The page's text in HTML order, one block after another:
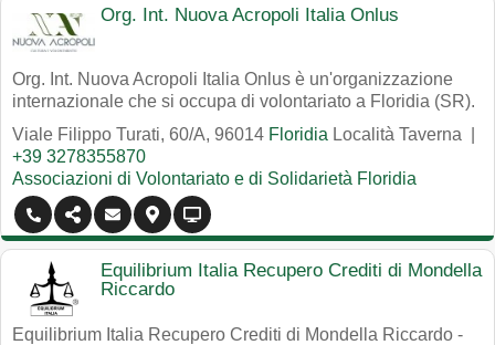
Org. Int. Nuova Acropoli Italia Onlus
Org. Int. Nuova Acropoli Italia Onlus è un'organizzazione
internazionale che si occupa di volontariato a Floridia (SR).
Viale Filippo Turati, 60/A, 96014 Floridia Località Taverna
+39 3278355870
Associazioni di Volontariato e di Solidarietà Floridia
Equilibrium Italia Recupero Crediti di Mondella
Riccardo
Equilibrium Italia Recupero Crediti di Mondella Riccardo -